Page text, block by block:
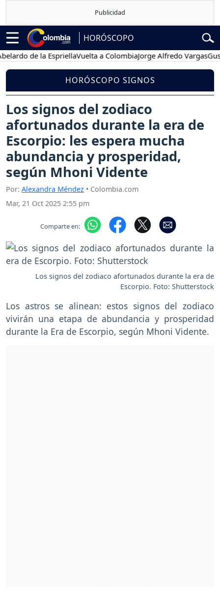
HORÓSCOPO
de la EspriellaVuelta a ColombiaJorge Alfredo VargasGustavo
HORÓSCOPO SIGNOS
Los signos del zodiaco
afortunados durante la era de
Escorpio: les espera mucha
abundancia y prosperidad,
según Mhoni Vidente
Por: Alexandra Méndez • Colombia.com
Mar, 21 Oct 2025 2:55 pm
Comparte en:
Los signos del zodiaco afortunados durante la era de
Escorpio. Foto: Shutterstock
Los astros se alinean: estos signos del zodiaco
vivirán una etapa de abundancia y prosperidad
durante la Era de Escorpio, según Mhoni Vidente.